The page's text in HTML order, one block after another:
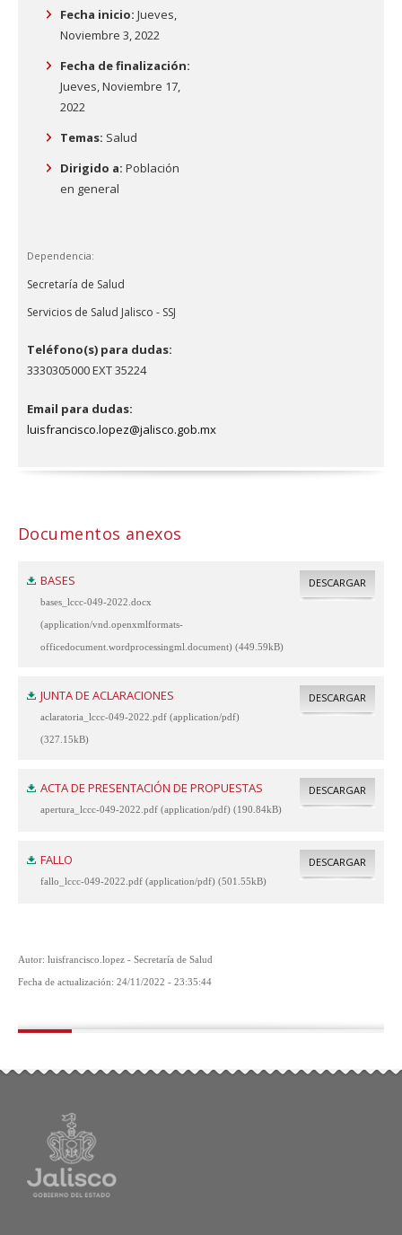
Fecha inicio: Jueves,
Noviembre 3, 2022
Fecha de finalización:
Jueves, Noviembre 17,
2022
Temas: Salud
Dirigido a: Población
en general
Dependencia:
Secretaría de Salud
Servicios de Salud Jalisco - SSJ
Teléfono(s) para dudas:
3330305000 EXT 35224
Email para dudas:
luisfrancisco.lopez@jalisco.gob.mx
Documentos anexos
BASES
bases_lccc-049-2022.docx
(application/vnd.openxmlformats-
officedocument.wordprocessingml.document) (449.59kB)
DESCARGAR
JUNTA DE ACLARACIONES
aclaratoria_lccc-049-2022.pdf (application/pdf)
(327.15kB)
DESCARGAR
ACTA DE PRESENTACIÓN DE PROPUESTAS
apertura_lccc-049-2022.pdf (application/pdf) (190.84kB)
DESCARGAR
FALLO
fallo_lccc-049-2022.pdf (application/pdf) (501.55kB)
DESCARGAR
Autor: luisfrancisco.lopez - Secretaría de Salud
Fecha de actualización: 24/11/2022 - 23:35:44